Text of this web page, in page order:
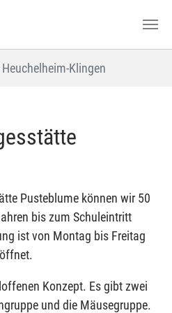
Klingen
Pusteblume können wir 50
bis zum Schuleintritt
ist von Montag bis Freitag
Konzept. Es gibt zwei
und die Mäusegruppe.